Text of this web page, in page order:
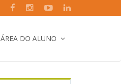
ÁREA DO ALUNO